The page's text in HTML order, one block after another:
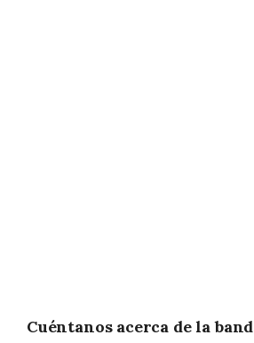
Cuéntanos acerca de la